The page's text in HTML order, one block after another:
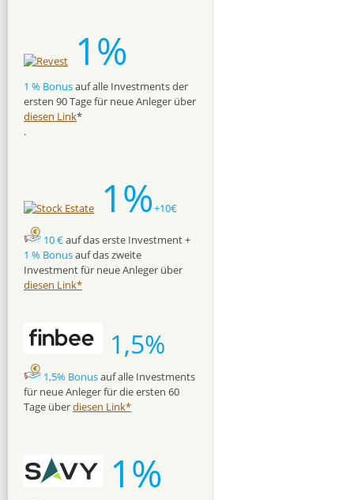
1%
1 % Bonusauf alle Investments der
ersten 90 Tage für neue Anleger über
diesen Link*
.
1%+10€
10 €auf das erste Investment +
1 % Bonusauf das zweite
Investment für neue Anleger über
diesen Link*
1,5%
1,5% Bonusauf alle Investments
für neue Anleger für die ersten 60
Tage überdiesen Link*
1%